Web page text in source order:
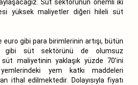
Süt sektörünün önemli iki
yüksek maliyetler diğeri hileli süt
euro gibi para birimlerinin artışı, bütün
gibi süt sektörünü de olumsuz
maliyetinin yaklaşık yüzde 70’ini
yem katkı maddeleri
ithal edilmektedir. Dolayısıyla fiyatı